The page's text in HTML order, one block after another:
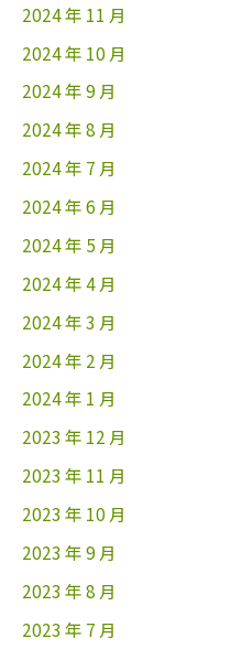
2024 年 11 月
2024 年 10 月
2024 年 9 月
2024 年 8 月
2024 年 7 月
2024 年 6 月
2024 年 5 月
2024 年 4 月
2024 年 3 月
2024 年 2 月
2024 年 1 月
2023 年 12 月
2023 年 11 月
2023 年 10 月
2023 年 9 月
2023 年 8 月
2023 年 7 月